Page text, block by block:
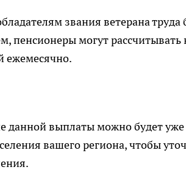
звания ветерана
пенсионеры могут
ежемесячно.
данной выплаты можно будет уже
вашего региона, чтобы